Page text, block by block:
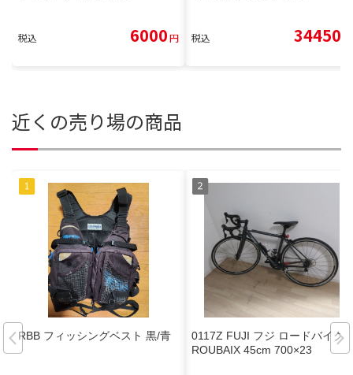
税込 6000円 税込 34450
近くの売り場の商品
RBB フィッシングベスト 黒/青
0117Z FUJI フジ ロードバイク
ROUBAIX 45cm 700×23